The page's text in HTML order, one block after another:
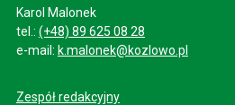
Karol Malonek
tel.: (+48) 89 625 08 28
e-mail: k.malonek@kozlowo.pl
Zespół redakcyjny